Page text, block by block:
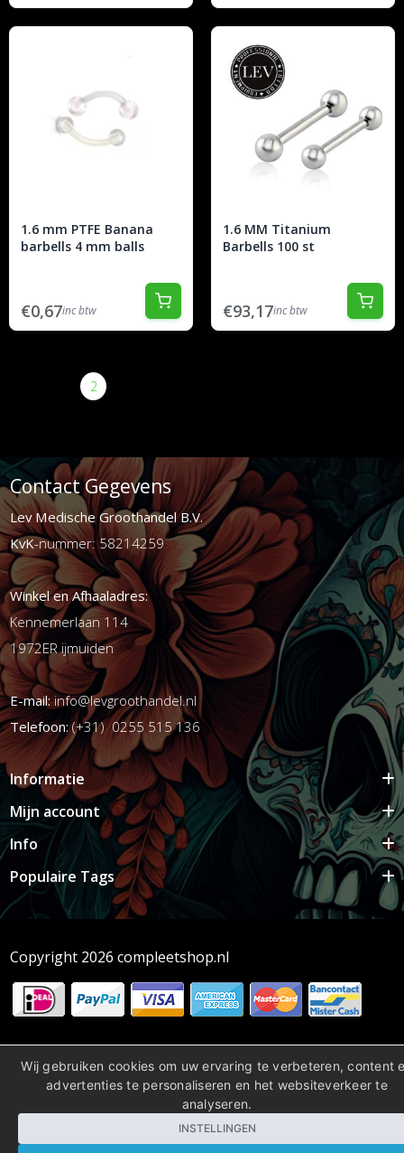
1.6 mm PTFE Banana
barbells 4 mm balls
€0,67inc btw
1.6 MM Titanium
Barbells 100 st
€93,17inc btw
2
Contact Gegevens
Lev Medische Groothandel B.V.
KvK-nummer: 58214259
Winkel en Afhaaladres:
Kennemerlaan 114
1972ER ijmuiden
E-mail:info@levgroothandel.nl
Telefoon:(+31) 0255 515 136
Informatie
Mijn account
Info
Populaire Tags
Copyright 2026 compleetshop.nl
Wij gebruiken cookies om uw ervaring te verbeteren, content
advertenties te personaliseren en het websiteverkeer te
analyseren.
INSTELLINGEN